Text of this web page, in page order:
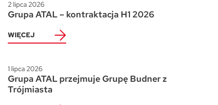
2 lipca 2026
Grupa ATAL – kontraktacja H1 2026
WIĘCEJ
1 lipca 2026
Grupa ATAL przejmuje Grupę Budner z
Trójmiasta